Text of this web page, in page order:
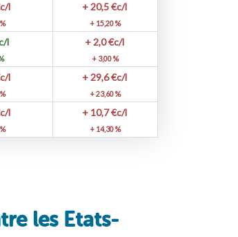
l + 20,5€c/l
+ 15,20 %
l + 2,0€c/l
+ 3,00 %
l + 29,6€c/l
+ 23,60 %
l + 10,7€c/l
+ 14,30 %
les Etats-